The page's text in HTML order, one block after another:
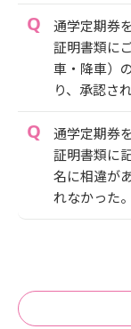
通学定期券
証明書類に
車・降車）
り、承認さ
通学定期券
証明書類に
名に相違が
れなかった。